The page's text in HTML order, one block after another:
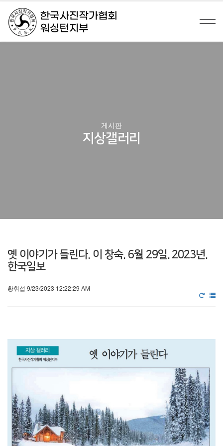
게시판
지상갤러리
옛 이야기가 들린다. 이 창숙. 6월 29일. 2023년.
한국일보
황휘섭 9/23/2023 12:22:29 AM